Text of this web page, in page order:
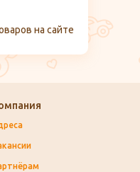
на сайте